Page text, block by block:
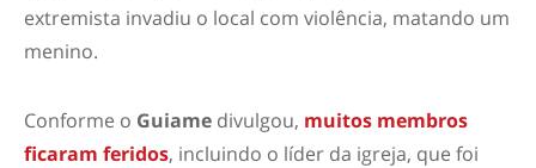
extremista invadiu o local com violência, matando um
menino.
Conforme o Guiame divulgou, muitos membros
ficaram feridos, incluindo o líder da igreja, que foi